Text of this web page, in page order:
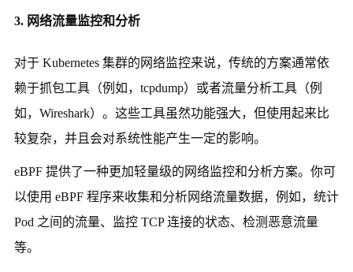
3. 网络流量监控和分析
对于 Kubernetes 集群的网络监控来说，传统的方案通常依
赖于抓包工具（例如，tcpdump）或者流量分析工具（例
如，Wireshark）。这些工具虽然功能强大，但使用起来比
较复杂，并且会对系统性能产生一定的影响。
eBPF 提供了一种更加轻量级的网络监控和分析方案。你可
以使用 eBPF 程序来收集和分析网络流量数据，例如，统计
Pod 之间的流量、监控 TCP 连接的状态、检测恶意流量
等。